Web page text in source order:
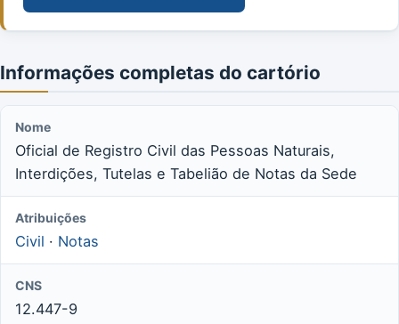
Informações completas do cartório
Nome
Oficial de Registro Civil das Pessoas Naturais,
Interdições, Tutelas e Tabelião de Notas da Sede
Atribuições
Civil · Notas
CNS
12.447-9